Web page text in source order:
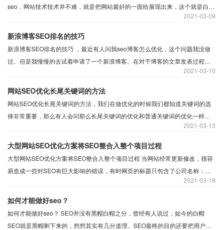
03-09
2021
seo，网站技术技术并不难，就是把网站最好的一面给展现出来，这个就是白帽
格遵守搜索引擎“游戏规则”的SEO方法。
03-10
2021
新浪博客SEO排名的技巧
新浪博客SEO排名的技巧 ，最近有人问我seo博客怎么优化，这个问题我没做
过。但是我慢慢的去试着申请了一个新浪博客。在对于博客的文章发表过程以
及收录过程中我找到了答案，原来在博客的优化上只需要注意几个小小的细节
就可以了！
03-13
2021
网站SEO优化长尾关键词的方法
网站SEO优化长尾关键词的方法，我们在做优化的时候我们都知道关键词的选
择非常重要，那么有人会问那么长尾关键词的优化和普通关键词的优化一样
吗。其实在我们优化的时候，长尾关键词的优化是非常重要的，那么我们应该
怎么获取长尾关键词，今天小编就请蚌埠seo为大家分析解答：
03-18
2021
大型网站SEO优化方案将SEO整合入整个项目过程
大型网站SEO优化方案将SEO整合入整个项目过程 当网站经常更新修改，很容
易造成一些对SEO有巨大影响的错误，有时网页的标题只包含了公司名称；又
或者是文件从测试服务器上COPY过来时，把noindex标记也一并带来了（夜息
注：我就遇到过这样的悲剧，）；再或者说你发现某个分类下的链接都是
如何才能做好seo？
如何才能做好seo？ SEO并没有黑帽白帽之分，曾经有人说过，如今的白帽
SEO就是黑帽剩下来的，想想其实有几分道理。SEO最终的目的还要把用户想